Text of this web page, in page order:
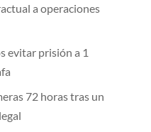
a operaciones
evitar prisión a 1
72 horas tras un